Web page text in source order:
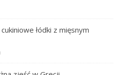
łódki z mięsnym